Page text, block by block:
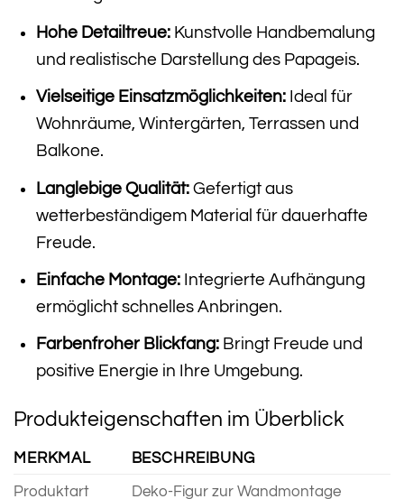
Hohe Detailtreue:Kunstvolle Handbemalung
und realistische Darstellung des Papageis.
Vielseitige Einsatzmöglichkeiten:Ideal für
Wohnräume, Wintergärten, Terrassen und
Balkone.
Langlebige Qualität:Gefertigt aus
wetterbeständigem Material für dauerhafte
Freude.
Einfache Montage:Integrierte Aufhängung
ermöglicht schnelles Anbringen.
Farbenfroher Blickfang:Bringt Freude und
positive Energie in Ihre Umgebung.
Produkteigenschaften im Überblick
MERKMAL BESCHREIBUNG
Produktart Deko-Figur zur Wandmontage